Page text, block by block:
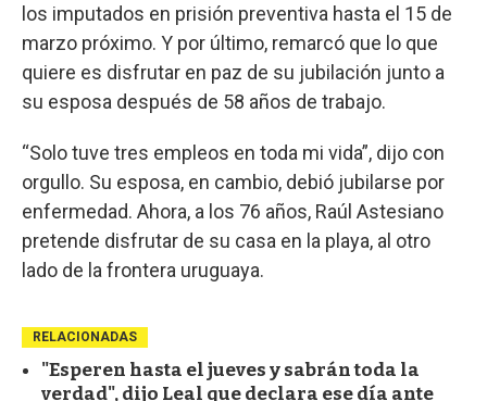
los imputados en prisión preventiva hasta el 15 de
marzo próximo. Y por último, remarcó que lo que
quiere es disfrutar en paz de su jubilación junto a
su esposa después de 58 años de trabajo.
“Solo tuve tres empleos en toda mi vida”, dijo con
orgullo. Su esposa, en cambio, debió jubilarse por
enfermedad. Ahora, a los 76 años, Raúl Astesiano
pretende disfrutar de su casa en la playa, al otro
lado de la frontera uruguaya.
RELACIONADAS
"Esperen hasta el jueves y sabrán toda la
verdad", dijo Leal que declara ese día ante